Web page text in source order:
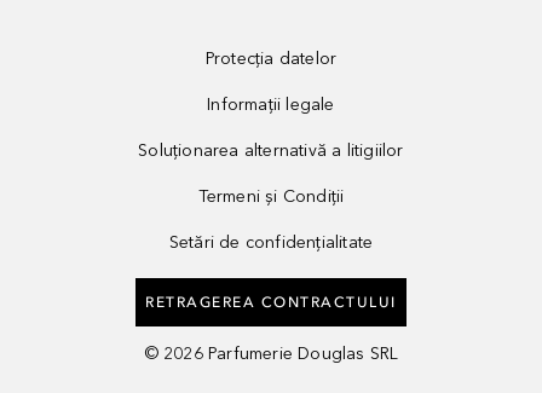
Protecția datelor
Informații legale
Soluționarea alternativă a litigiilor
Termeni și Condiții
Setări de confidențialitate
RETRAGEREA CONTRACTULUI
© 2026 Parfumerie Douglas SRL